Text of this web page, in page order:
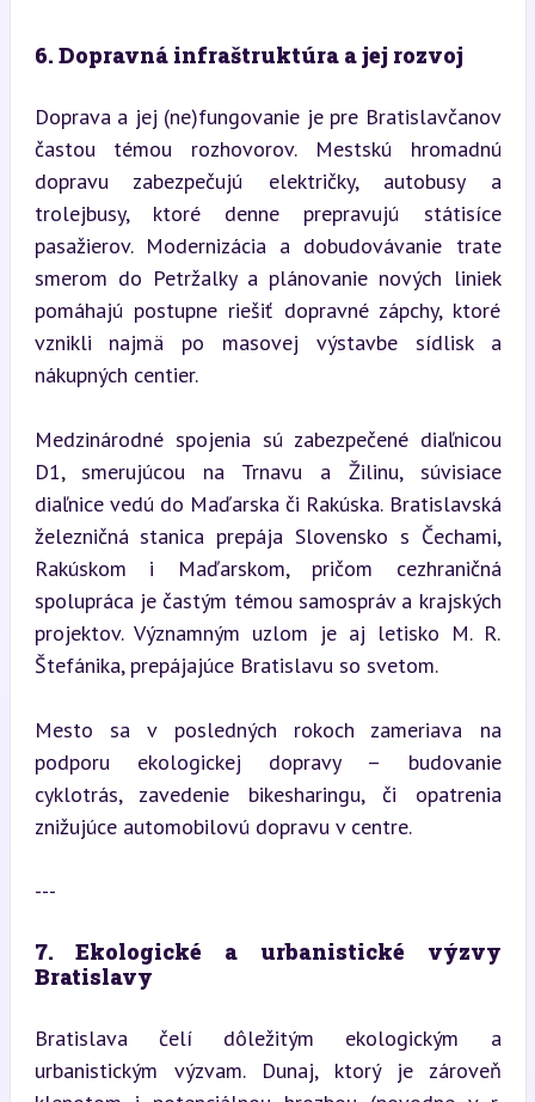
6. Dopravná infraštruktúra a jej rozvoj
Doprava a jej (ne)fungovanie je pre Bratislavčanov
častou témou rozhovorov. Mestskú hromadnú
dopravu zabezpečujú električky, autobusy a
trolejbusy, ktoré denne prepravujú státisíce
pasažierov. Modernizácia a dobudovávanie trate
smerom do Petržalky a plánovanie nových liniek
pomáhajú postupne riešiť dopravné zápchy, ktoré
vznikli najmä po masovej výstavbe sídlisk a
nákupných centier.
Medzinárodné spojenia sú zabezpečené diaľnicou
D1, smerujúcou na Trnavu a Žilinu, súvisiace
diaľnice vedú do Maďarska či Rakúska. Bratislavská
železničná stanica prepája Slovensko s Čechami,
Rakúskom i Maďarskom, pričom cezhraničná
spolupráca je častým témou samospráv a krajských
projektov. Významným uzlom je aj letisko M. R.
Štefánika, prepájajúce Bratislavu so svetom.
Mesto sa v posledných rokoch zameriava na
podporu ekologickej dopravy – budovanie
cyklotrás, zavedenie bikesharingu, či opatrenia
znižujúce automobilovú dopravu v centre.
---
7. Ekologické a urbanistické výzvy
Bratislavy
Bratislava čelí dôležitým ekologickým a
urbanistickým výzvam. Dunaj, ktorý je zároveň